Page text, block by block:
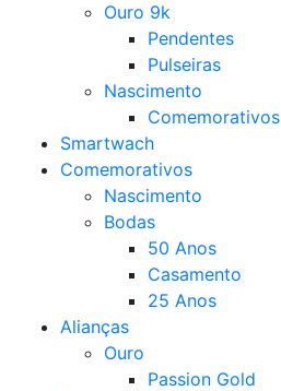
Ouro 9k
Pendentes
Pulseiras
Nascimento
Comemorativos
Smartwach
Comemorativos
Nascimento
Bodas
50 Anos
Casamento
25 Anos
Alianças
Ouro
Passion Gold